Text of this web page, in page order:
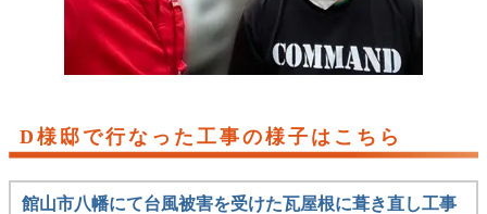
D様邸で行なった工事の様子はこちら
館山市八幡にて台風被害を受けた瓦屋根に葺き直し工事